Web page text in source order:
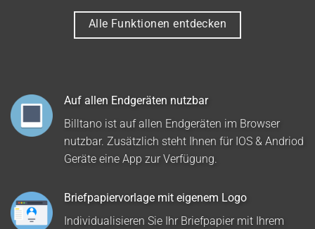
Alle Funktionen entdecken
Auf allen Endgeräten nutzbar
Billtano ist auf allen Endgeräten im Browser
nutzbar. Zusätzlich steht Ihnen für IOS & Andriod
Geräte eine App zur Verfügung.
Briefpapiervorlage mit eigenem Logo
Individualisieren Sie Ihr Briefpapier mit Ihrem